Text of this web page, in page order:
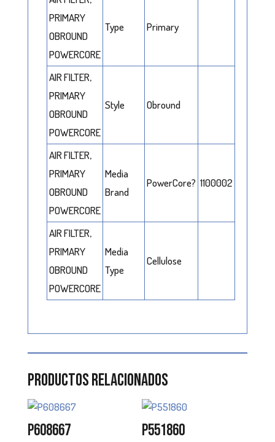
PRIMARY
OBROUND
POWERCORE
Type Primary
AIR FILTER,
PRIMARY
OBROUND
POWERCORE
Style Obround
AIR FILTER,
PRIMARY
OBROUND
POWERCORE
Media
Brand
PowerCore? 1100002
AIR FILTER,
PRIMARY
OBROUND
POWERCORE
Media
Type
Cellulose
Productos relacionados
P608667 P551860